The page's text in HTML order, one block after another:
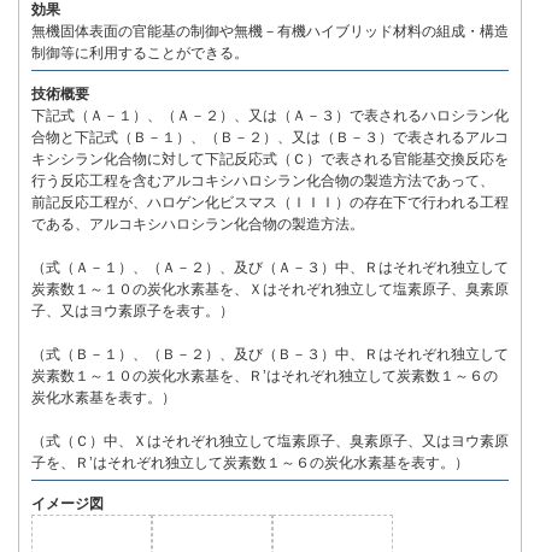
効果
無機固体表面の官能基の制御や無機－有機ハイブリッド材料の組成・構造
制御等に利用することができる。
技術概要
下記式（Ａ－１）、（Ａ－２）、又は（Ａ－３）で表されるハロシラン化
合物と下記式（Ｂ－１）、（Ｂ－２）、又は（Ｂ－３）で表されるアルコ
キシシラン化合物に対して下記反応式（Ｃ）で表される官能基交換反応を
行う反応工程を含むアルコキシハロシラン化合物の製造方法であって、
前記反応工程が、ハロゲン化ビスマス（ＩＩＩ）の存在下で行われる工程
である、アルコキシハロシラン化合物の製造方法。
（式（Ａ－１）、（Ａ－２）、及び（Ａ－３）中、Ｒはそれぞれ独立して
炭素数１～１０の炭化水素基を、Ｘはそれぞれ独立して塩素原子、臭素原
子、又はヨウ素原子を表す。）
（式（Ｂ－１）、（Ｂ－２）、及び（Ｂ－３）中、Ｒはそれぞれ独立して
炭素数１～１０の炭化水素基を、Ｒ’はそれぞれ独立して炭素数１～６の
炭化水素基を表す。）
（式（Ｃ）中、Ｘはそれぞれ独立して塩素原子、臭素原子、又はヨウ素原
子を、Ｒ’はそれぞれ独立して炭素数１～６の炭化水素基を表す。）
イメージ図